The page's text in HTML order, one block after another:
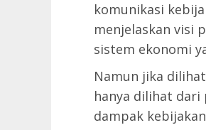
komunikasi
menjelaskan visi
sistem ekonomi
Namun jika
hanya dilihat dari
dampak